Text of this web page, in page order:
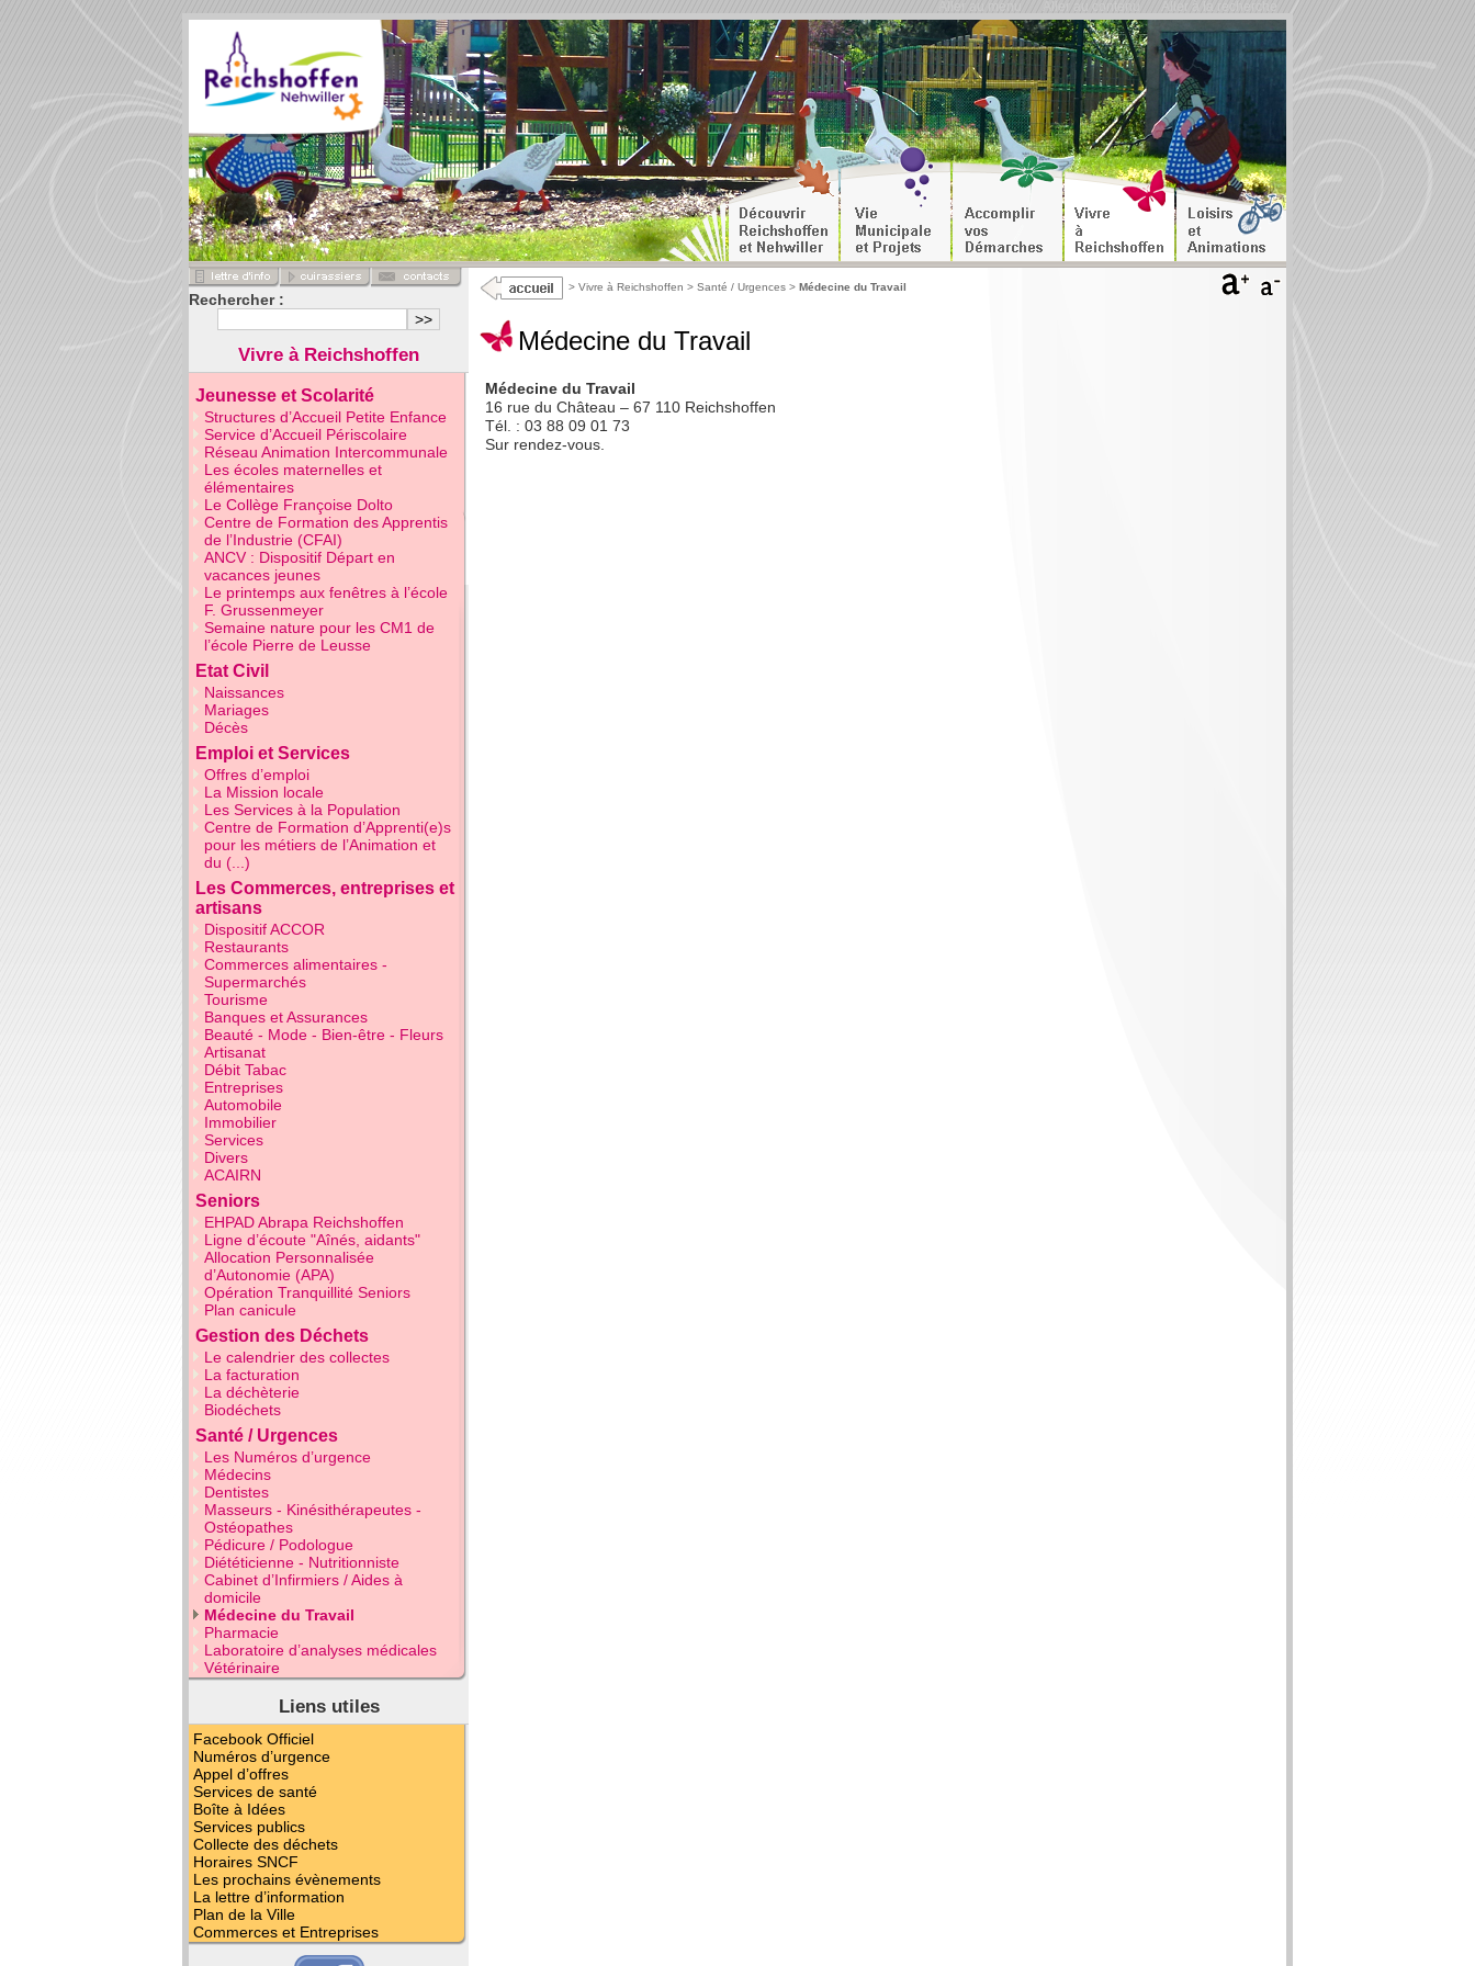
Aller au menu Aller au contenu Aller à la recherche
> Vivre à Reichshoffen > Santé / Urgences > Médecine du Travail
Médecine du Travail
Médecine du Travail
16 rue du Château – 67 110 Reichshoffen
Tél. : 03 88 09 01 73
Sur rendez-vous.
Rechercher :
Vivre à Reichshoffen
Jeunesse et Scolarité
Structures d’Accueil Petite Enfance
Service d’Accueil Périscolaire
Réseau Animation Intercommunale
Les écoles maternelles et
élémentaires
Le Collège Françoise Dolto
Centre de Formation des Apprentis
de l’Industrie (CFAI)
ANCV : Dispositif Départ en
vacances jeunes
Le printemps aux fenêtres à l’école
F. Grussenmeyer
Semaine nature pour les CM1 de
l’école Pierre de Leusse
Etat Civil
Naissances
Mariages
Décès
Emploi et Services
Offres d’emploi
La Mission locale
Les Services à la Population
Centre de Formation d’Apprenti(e)s
pour les métiers de l’Animation et
du (...)
Les Commerces, entreprises et
artisans
Dispositif ACCOR
Restaurants
Commerces alimentaires -
Supermarchés
Tourisme
Banques et Assurances
Beauté - Mode - Bien-être - Fleurs
Artisanat
Débit Tabac
Entreprises
Automobile
Immobilier
Services
Divers
ACAIRN
Seniors
EHPAD Abrapa Reichshoffen
Ligne d’écoute "Aînés, aidants"
Allocation Personnalisée
d’Autonomie (APA)
Opération Tranquillité Seniors
Plan canicule
Gestion des Déchets
Le calendrier des collectes
La facturation
La déchèterie
Biodéchets
Santé / Urgences
Les Numéros d’urgence
Médecins
Dentistes
Masseurs - Kinésithérapeutes -
Ostéopathes
Pédicure / Podologue
Diététicienne - Nutritionniste
Cabinet d’Infirmiers / Aides à
domicile
Médecine du Travail
Pharmacie
Laboratoire d’analyses médicales
Vétérinaire
Liens utiles
Facebook Officiel
Numéros d’urgence
Appel d’offres
Services de santé
Boîte à Idées
Services publics
Collecte des déchets
Horaires SNCF
Les prochains évènements
La lettre d’information
Plan de la Ville
Commerces et Entreprises